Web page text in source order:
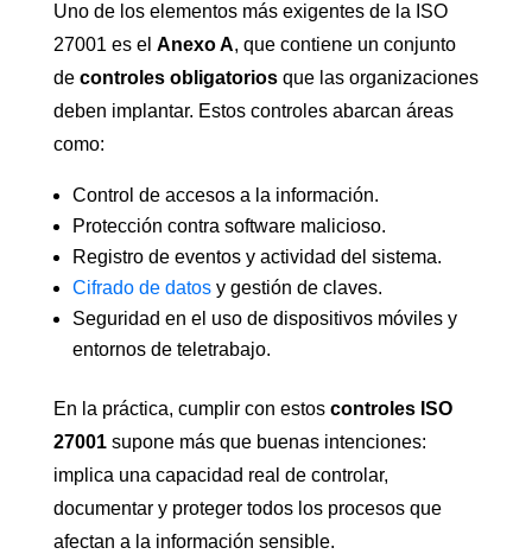
Uno de los elementos más exigentes de la ISO
27001 es el Anexo A, que contiene un conjunto
de controles obligatoriosque las organizaciones
deben implantar. Estos controles abarcan áreas
como:
Control de accesos a la información.
Protección contra software malicioso.
Registro de eventos y actividad del sistema.
Cifrado de datosy gestión de claves.
Seguridad en el uso de dispositivos móviles y
entornos de teletrabajo.
En la práctica, cumplir con estos controles ISO
27001supone más que buenas intenciones:
implica una capacidad real de controlar,
documentar y proteger todos los procesos que
afectan a la información sensible.